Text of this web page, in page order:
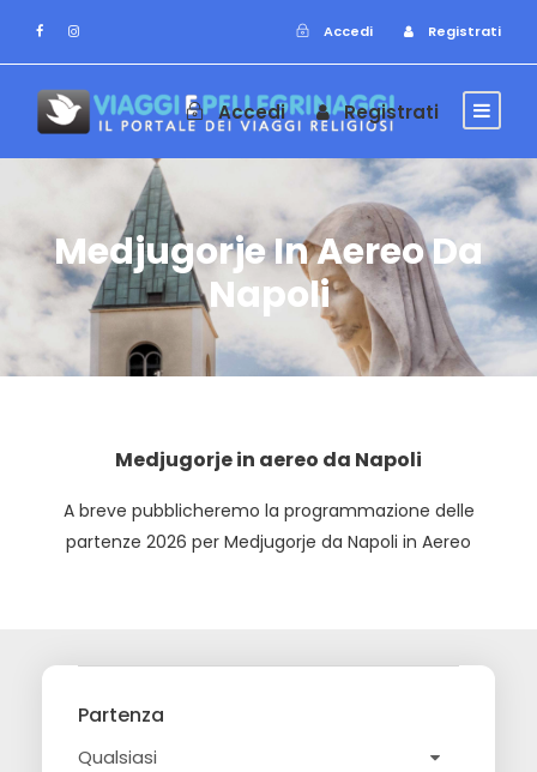
Accedi Registrati
Accedi Registrati
Medjugorje In Aereo Da
Napoli
Medjugorje in aereo da Napoli
A breve pubblicheremo la programmazione delle
partenze 2026 per Medjugorje da Napoli in Aereo
Partenza